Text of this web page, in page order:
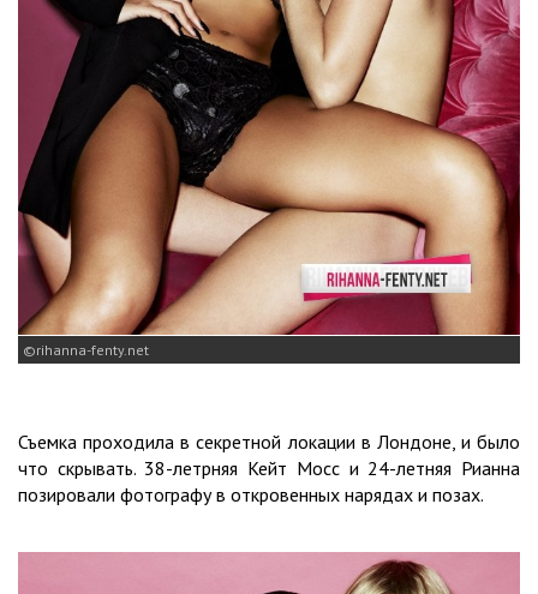
rihanna-fenty.net
Съемка проходила в секретной локации в Лондоне, и было
что скрывать. 38-летрняя Кейт Мосс и 24-летняя Рианна
позировали фотографу в откровенных нарядах и позах.